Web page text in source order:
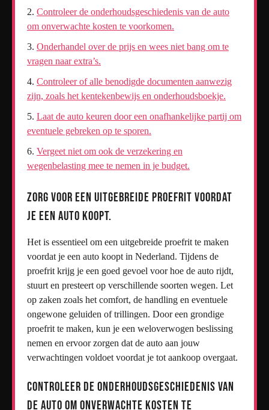
Controleer de onderhoudsgeschiedenis van de auto
om onverwachte kosten te voorkomen.
Onderhandel over de prijs en wees niet bang om te
vragen naar extra’s.
Controleer of alle benodigde documenten aanwezig
zijn, zoals het kentekenbewijs en onderhoudsboekje.
Laat de auto keuren door een onafhankelijke partij om
eventuele gebreken op te sporen.
Vergeet niet om ook de verzekering en
wegenbelasting mee te nemen in je budget.
Zorg voor een uitgebreide proefrit voordat
je een auto koopt.
Het is essentieel om een uitgebreide proefrit te maken
voordat je een auto koopt in Nederland. Tijdens de
proefrit krijg je een goed gevoel voor hoe de auto rijdt,
stuurt en presteert op verschillende soorten wegen. Let
op zaken zoals het comfort, de handling en eventuele
ongewone geluiden of trillingen. Door een grondige
proefrit te maken, kun je een weloverwogen beslissing
nemen en ervoor zorgen dat de auto aan jouw
verwachtingen voldoet voordat je tot aankoop overgaat.
Controleer de onderhoudsgeschiedenis van
de auto om onverwachte kosten te